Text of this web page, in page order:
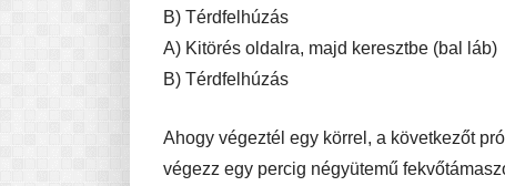
B) Térdfelhúzás
A) Kitörés oldalra, majd keresztbe (bal láb)
B) Térdfelhúzás
Ahogy végeztél egy körrel, a következőt
végezz egy percig négyütemű